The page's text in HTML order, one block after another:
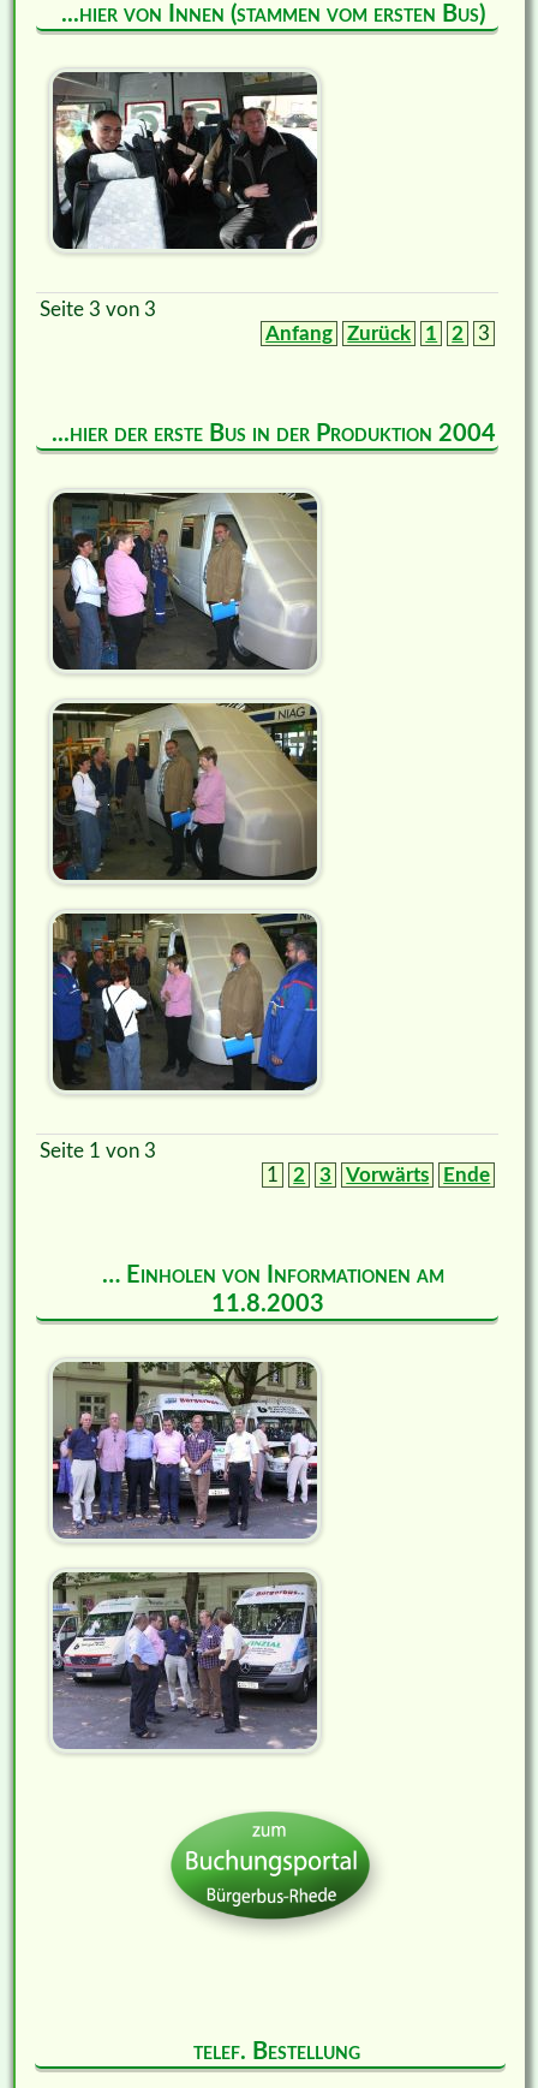
...hier von Innen (stammen vom ersten Bus)
Seite 3 von 3
Anfang
Zurück 1 2 3
...hier der erste Bus in der Produktion 2004
Seite 1 von 3
1
2 3 Vorwärts Ende
… Einholen von Informationen am
11.8.2003
telef. Bestellung